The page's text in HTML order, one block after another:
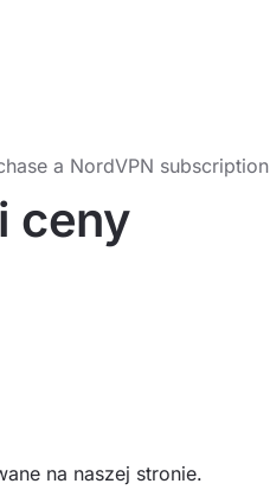
a NordVPN subscription
ceny
na naszej stronie.